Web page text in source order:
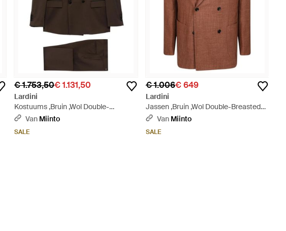
€ 1.753,50€ 1.131,50
Lardini
Kostuums ,Bruin ,Wol Double-
Breasted Pak - Bruin
Van Miinto
SALE
€ 1.006€ 649
Lardini
Jassen ,Bruin ,Wol Double-Breasted
Jacket - Bruin
Van Miinto
SALE